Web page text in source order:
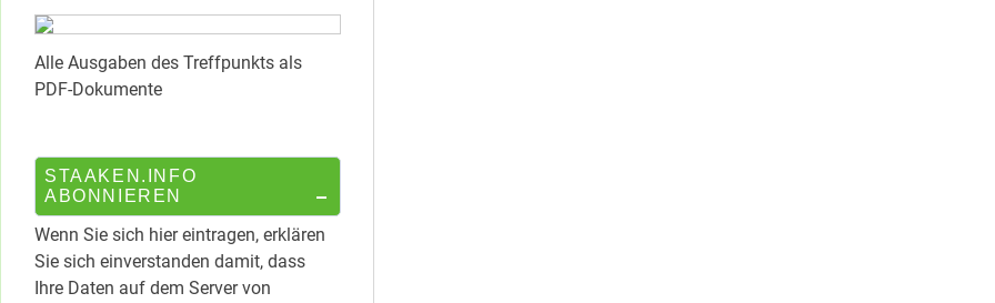
Alle Ausgaben des Treffpunkts als
PDF-Dokumente
STAAKEN.INFO
ABONNIEREN
Wenn Sie sich hier eintragen, erklären
Sie sich einverstanden damit, dass
Ihre Daten auf dem Server von